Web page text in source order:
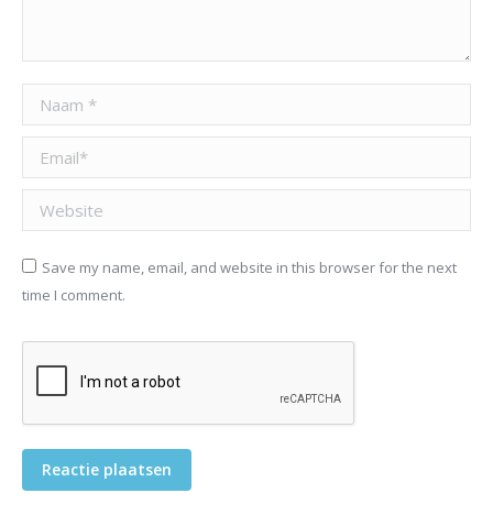
Naam *
Email *
Website
Save my name, email, and website in this browser for the next
time I comment.
Reactie plaatsen